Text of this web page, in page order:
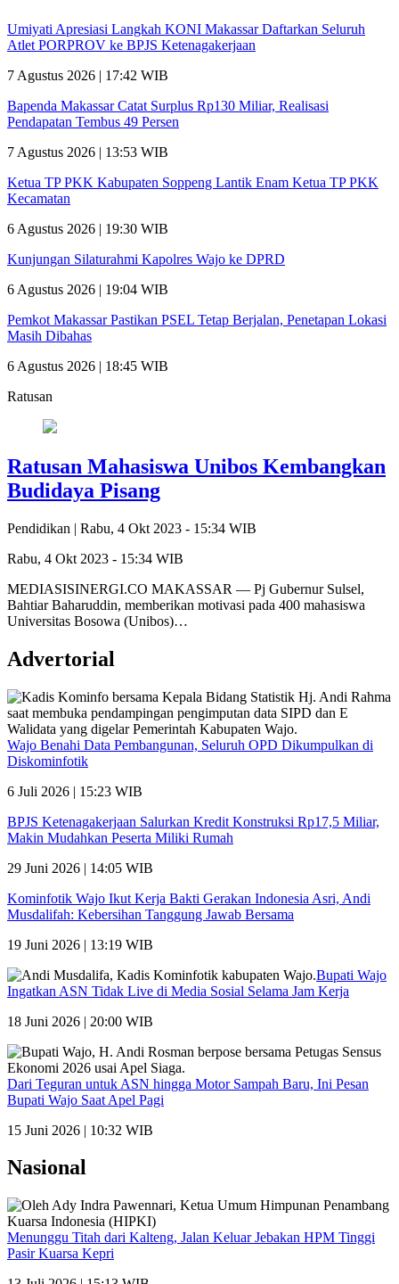
Umiyati Apresiasi Langkah KONI Makassar Daftarkan Seluruh
Atlet PORPROV ke BPJS Ketenagakerjaan
7 Agustus 2026 | 17:42 WIB
Bapenda Makassar Catat Surplus Rp130 Miliar, Realisasi
Pendapatan Tembus 49 Persen
7 Agustus 2026 | 13:53 WIB
Ketua TP PKK Kabupaten Soppeng Lantik Enam Ketua TP PKK
Kecamatan
6 Agustus 2026 | 19:30 WIB
Kunjungan Silaturahmi Kapolres Wajo ke DPRD
6 Agustus 2026 | 19:04 WIB
Pemkot Makassar Pastikan PSEL Tetap Berjalan, Penetapan Lokasi
Masih Dibahas
6 Agustus 2026 | 18:45 WIB
Ratusan
Ratusan Mahasiswa Unibos Kembangkan
Budidaya Pisang
Pendidikan | Rabu, 4 Okt 2023 - 15:34 WIB
Rabu, 4 Okt 2023 - 15:34 WIB
MEDIASISINERGI.CO MAKASSAR — Pj Gubernur Sulsel,
Bahtiar Baharuddin, memberikan motivasi pada 400 mahasiswa
Universitas Bosowa (Unibos)…
Advertorial
Wajo Benahi Data Pembangunan, Seluruh OPD Dikumpulkan di
Diskominfotik
6 Juli 2026 | 15:23 WIB
BPJS Ketenagakerjaan Salurkan Kredit Konstruksi Rp17,5 Miliar,
Makin Mudahkan Peserta Miliki Rumah
29 Juni 2026 | 14:05 WIB
Kominfotik Wajo Ikut Kerja Bakti Gerakan Indonesia Asri, Andi
Musdalifah: Kebersihan Tanggung Jawab Bersama
19 Juni 2026 | 13:19 WIB
Bupati Wajo
Ingatkan ASN Tidak Live di Media Sosial Selama Jam Kerja
18 Juni 2026 | 20:00 WIB
Dari Teguran untuk ASN hingga Motor Sampah Baru, Ini Pesan
Bupati Wajo Saat Apel Pagi
15 Juni 2026 | 10:32 WIB
Nasional
Menunggu Titah dari Kalteng, Jalan Keluar Jebakan HPM Tinggi
Pasir Kuarsa Kepri